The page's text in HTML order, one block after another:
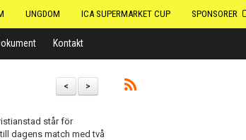
UNGDOM ICA SUPERMARKET CUP SPONSORER
Kontakt
>
<
står för
dagens match med två